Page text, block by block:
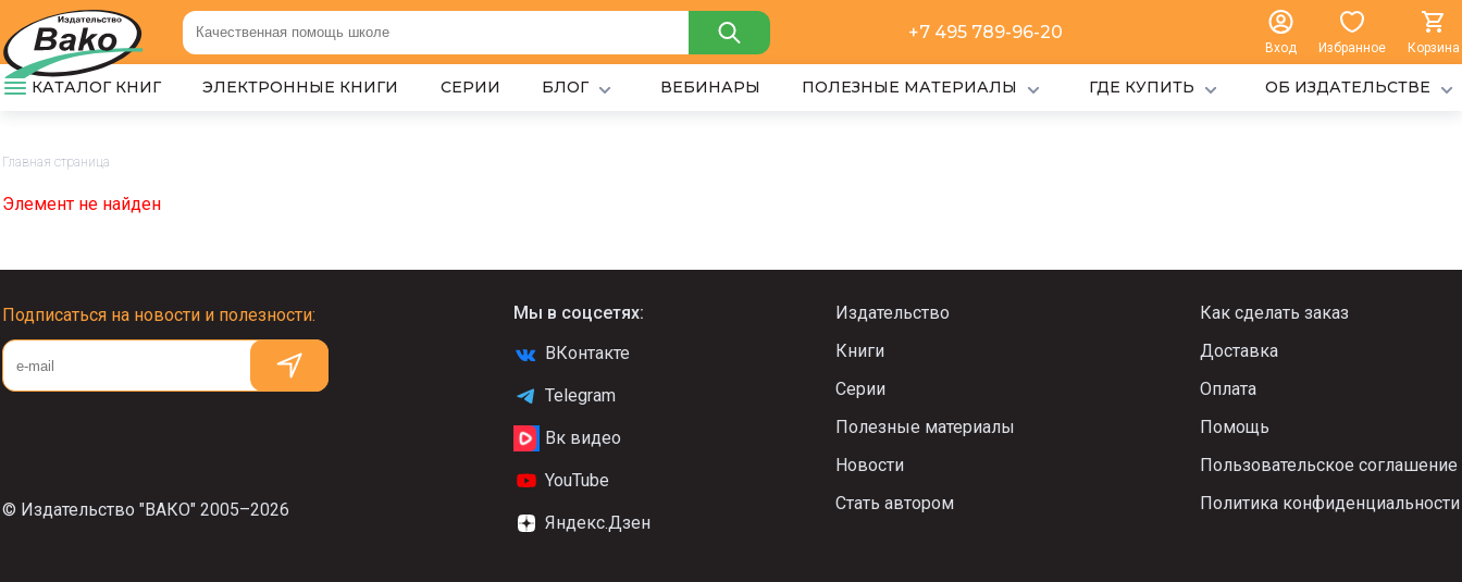
+7 495 789-96-20
Вход Избранное Корзина
КАТАЛОГ КНИГ ЭЛЕКТРОННЫЕ КНИГИ СЕРИИ БЛОГ ВЕБИНАРЫ ПОЛЕЗНЫЕ МАТЕРИАЛЫ ГДЕ КУПИТЬ ОБ ИЗДАТЕЛЬСТВЕ
Главная страница
Элемент не найден
Подписаться на новости и полезности:
© Издательство "ВАКО" 2005–2026
Мы в соцсетях:
ВКонтакте
Telegram
Вк видео
YouTube
Яндекс.Дзен
Издательство
Книги
Серии
Полезные материалы
Новости
Стать автором
Как сделать заказ
Доставка
Оплата
Помощь
Пользовательское соглашение
Политика конфиденциальности